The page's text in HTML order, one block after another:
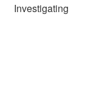
Investigating